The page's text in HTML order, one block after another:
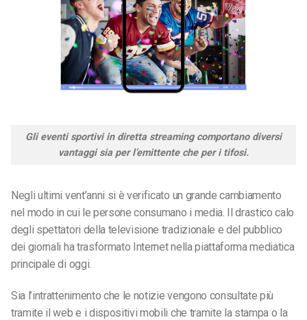
Gli eventi sportivi in diretta streaming comportano diversi
vantaggi sia per l’emittente che per i tifosi.
Negli ultimi vent’anni si è verificato un grande cambiamento
nel modo in cui le persone consumano i media. Il drastico calo
degli spettatori della televisione tradizionale e del pubblico
dei giornali ha trasformato Internet nella piattaforma mediatica
principale di oggi.
Sia l’intrattenimento che le notizie vengono consultate più
tramite il web e i dispositivi mobili che tramite la stampa o la